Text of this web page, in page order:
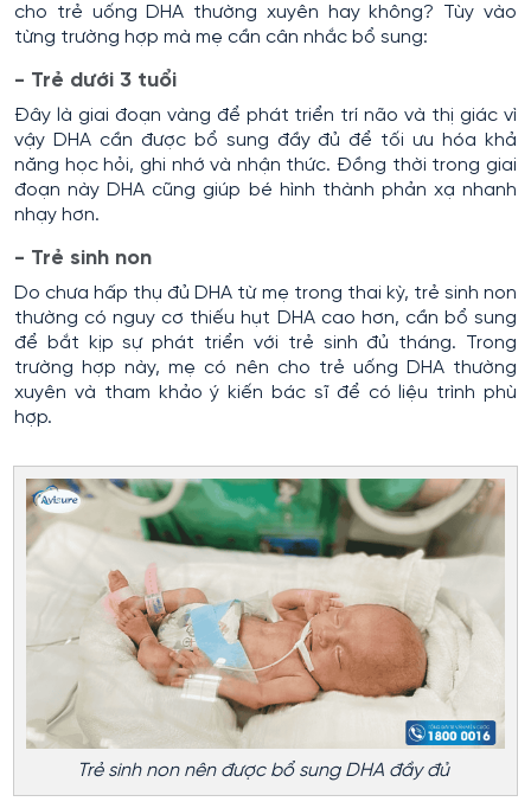
cho trẻ uống DHA thường xuyên hay không? Tùy vào
từng trường hợp mà mẹ cần cân nhắc bổ sung:
- Trẻ dưới 3 tuổi
Đây là giai đoạn vàng để phát triển trí não và thị giác vì
vậy DHA cần được bổ sung đầy đủ để tối ưu hóa khả
năng học hỏi, ghi nhớ và nhận thức. Đồng thời trong giai
đoạn này DHA cũng giúp bé hình thành phản xạ nhanh
nhạy hơn.
- Trẻ sinh non
Do chưa hấp thụ đủ DHA từ mẹ trong thai kỳ, trẻ sinh non
thường có nguy cơ thiếu hụt DHA cao hơn, cần bổ sung
để bắt kịp sự phát triển với trẻ sinh đủ tháng. Trong
trường hợp này, mẹ có nên cho trẻ uống DHA thường
xuyên và tham khảo ý kiến bác sĩ để có liệu trình phù
hợp.
Trẻ sinh non nên được bổ sung DHA đầy đủ